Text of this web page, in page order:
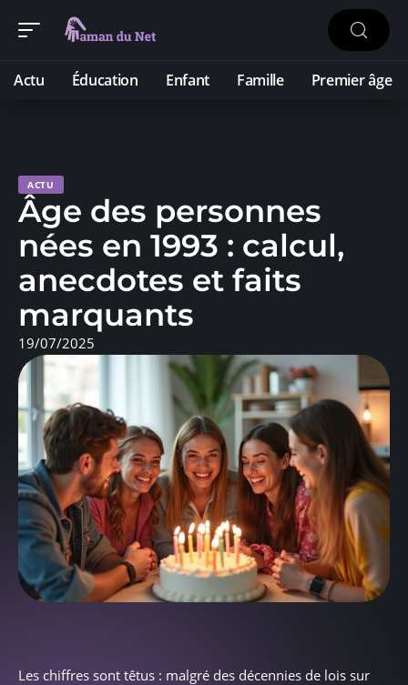
Actu Éducation Enfant Famille Premier âge
ACTU
Âge des personnes
nées en 1993 : calcul,
anecdotes et faits
marquants
19/07/2025
Les chiffres sont têtus : malgré des décennies de lois sur